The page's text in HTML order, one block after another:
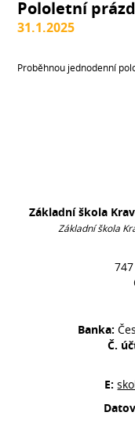
Pololetní
31.1.2025
Proběhnou jednodenní
Základní škola
Základní škola
Banka:
Č.
E: